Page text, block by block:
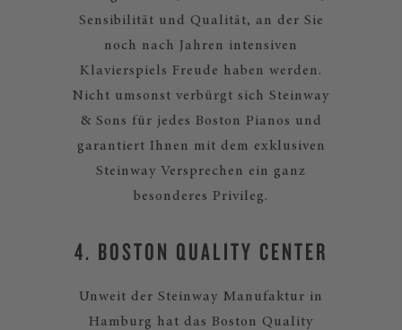
Sensibilität und Qualität, an der Sie
noch nach Jahren intensiven
Klavierspiels Freude haben werden.
Nicht umsonst verbürgt sich Steinway
& Sons für jedes Boston Pianos und
garantiert Ihnen mit dem exklusiven
Steinway Versprechen ein ganz
besonderes Privileg.
4. BOSTON QUALITY CENTER
Unweit der Steinway Manufaktur in
Hamburg hat das Boston Quality